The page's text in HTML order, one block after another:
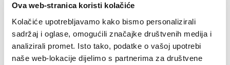
Ova web-stranica koristi kolačiće
Kolačiće upotrebljavamo kako bismo personalizirali
sadržaj i oglase, omogućili značajke društvenih medija i
analizirali promet. Isto tako, podatke o vašoj upotrebi
naše web-lokacije dijelimo s partnerima za društvene
Koja su Vaša finansijska očekivanja?